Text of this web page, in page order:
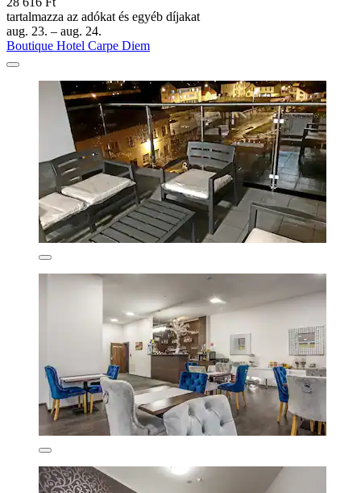
tartalmazza az adókat és egyéb díjakat
aug. 23. – aug. 24.
Boutique Hotel Carpe Diem